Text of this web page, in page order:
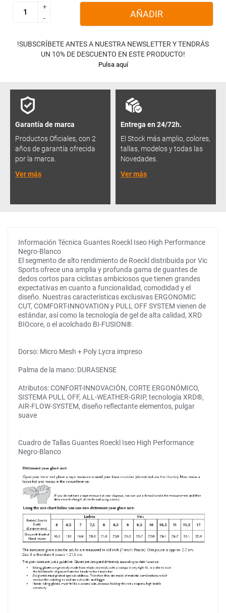
+
-
+
-
AÑADIR
!SUBSCRÍBETE ANTES A NUESTRA NEWSLETTER Y TENDRÁS
UN 10% DE DESCUENTO EN ESTE PRODUCTO!
Pulsa aquí
Garantía de marca
Productos Oficiales, con 2
años de garantía ofrecida
por la marca.
Ver más
Entrega en 24/72h.
El Stock más amplio, colores,
tallas, modelos y todas las
Novedades.
Ver más
Información Técnica Guantes Roeckl Iseo High Performance
Negro-Blanco
El segmento de alto rendimiento de Roeckl distribuida por Vic
Sports ofrece una amplia y profunda gama de guantes de
dedos cortos para ciclistas ambiciosos que tienen grandes
expectativas en cuanto a funcionalidad, comodidad y el
diseño. Nuestras características exclusivas ERGONOMIC
CUT, COMFORT-INNOVATION y PULL OFF SYSTEM vienen de
estándar, así como la tecnología de gel de alta calidad, XRD
BIOcore, o el acolchado BI-FUSION®.
Dorso: Micro Mesh + Poly Lycra impreso
Palma de la mano: DURASENSE
Atributos: CONFORT-INNOVACIÓN, CORTE ERGONÓMICO,
SISTEMA PULL OFF, ALL-WEATHER-GRIP, tecnología XRD®,
AIR-FLOW-SYSTEM, diseño reflectante elementos, pulgar
suave
Cuadro de Tallas Guantes Roeckl Iseo High Performance
Negro-Blanco